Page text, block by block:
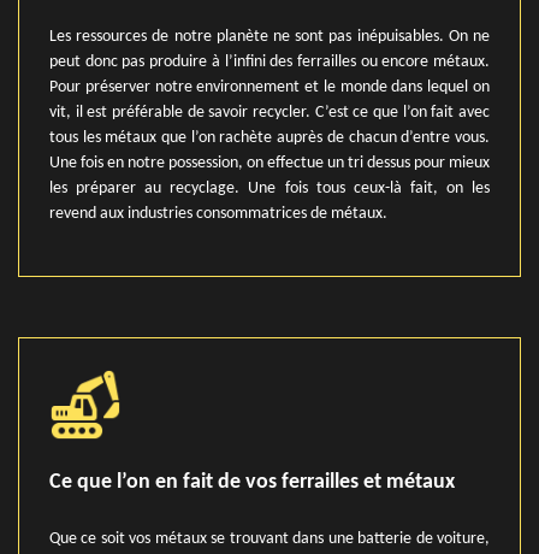
Les ressources de notre planète ne sont pas inépuisables. On ne
peut donc pas produire à l’infini des ferrailles ou encore métaux.
Pour préserver notre environnement et le monde dans lequel on
vit, il est préférable de savoir recycler. C’est ce que l’on fait avec
tous les métaux que l’on rachète auprès de chacun d’entre vous.
Une fois en notre possession, on effectue un tri dessus pour mieux
les préparer au recyclage. Une fois tous ceux-là fait, on les
revend aux industries consommatrices de métaux.
Ce que l’on en fait de vos ferrailles et métaux
Que ce soit vos métaux se trouvant dans une batterie de voiture,